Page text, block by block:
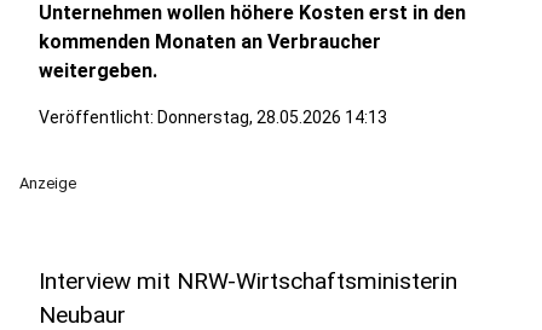
Unternehmen wollen höhere Kosten erst in den
kommenden Monaten an Verbraucher
weitergeben.
Veröffentlicht: Donnerstag, 28.05.2026 14:13
Anzeige
Interview mit NRW-Wirtschaftsministerin
Neubaur